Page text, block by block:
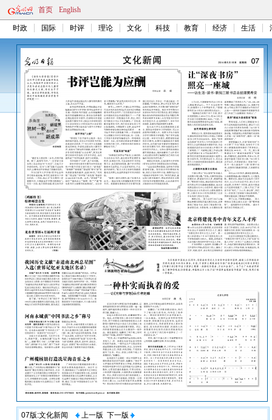
首页 English
时政 国际 时评 理论 文化 科技 教育 经济 生活
07版:文化新闻 上一版 下一版